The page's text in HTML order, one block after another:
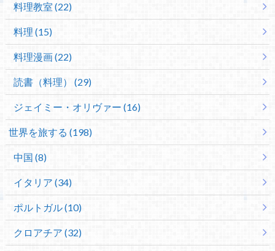
料理教室 (22)
料理 (15)
料理漫画 (22)
読書（料理） (29)
ジェイミー・オリヴァー (16)
世界を旅する (198)
中国 (8)
イタリア (34)
ポルトガル (10)
クロアチア (32)